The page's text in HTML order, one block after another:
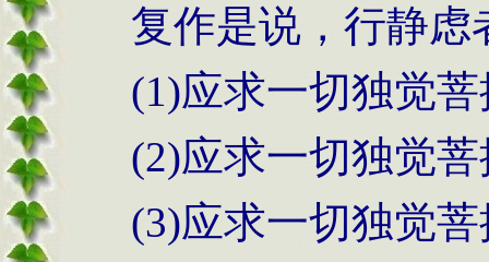
复作是说，行静虑
(1)应求一切独觉
(2)应求一切独觉
(3)应求一切独觉